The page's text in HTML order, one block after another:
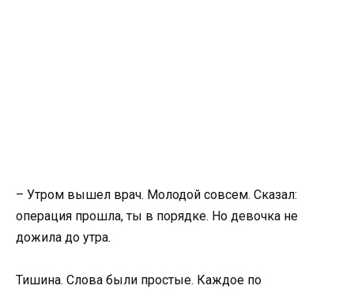
– Утром вышел врач. Молодой совсем. Сказал:
операция прошла, ты в порядке. Но девочка не
дожила до утра.
Тишина. Слова были простые. Каждое по